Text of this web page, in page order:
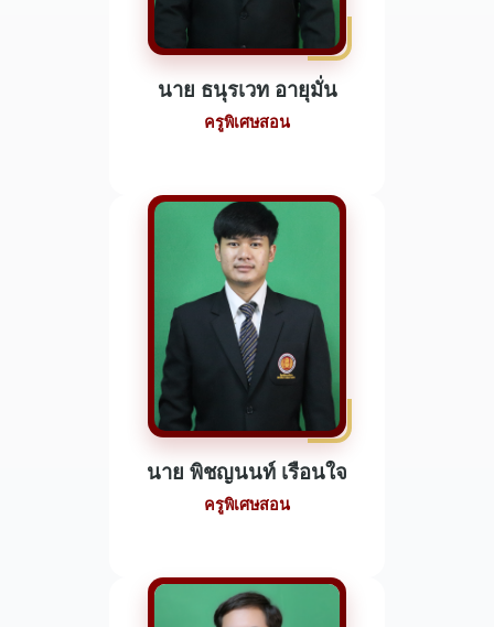
นาย ธนุรเวท อายุมั่น
ครูพิเศษสอน
นาย พิชญนนท์ เรือนใจ
ครูพิเศษสอน